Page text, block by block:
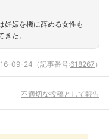
妊娠を機に辞める女性も
た。
09-24 （記事番号:618267 ）
不適切な投稿として報告